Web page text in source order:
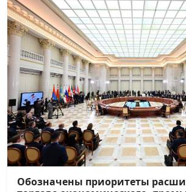
Обозначены приоритеты